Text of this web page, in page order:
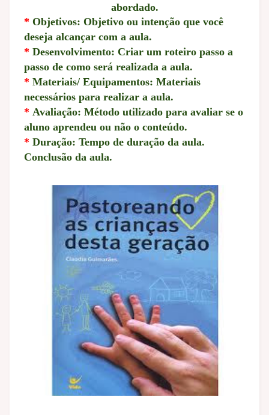
abordado.
* Objetivos: Objetivo ou intenção que você
deseja alcançar com a aula.
* Desenvolvimento: Criar um roteiro passo a
passo de como será realizada a aula.
* Materiais/ Equipamentos: Materiais
necessários para realizar a aula.
* Avaliação: Método utilizado para avaliar se o
aluno aprendeu ou não o conteúdo.
* Duração: Tempo de duração da aula.
Conclusão da aula.